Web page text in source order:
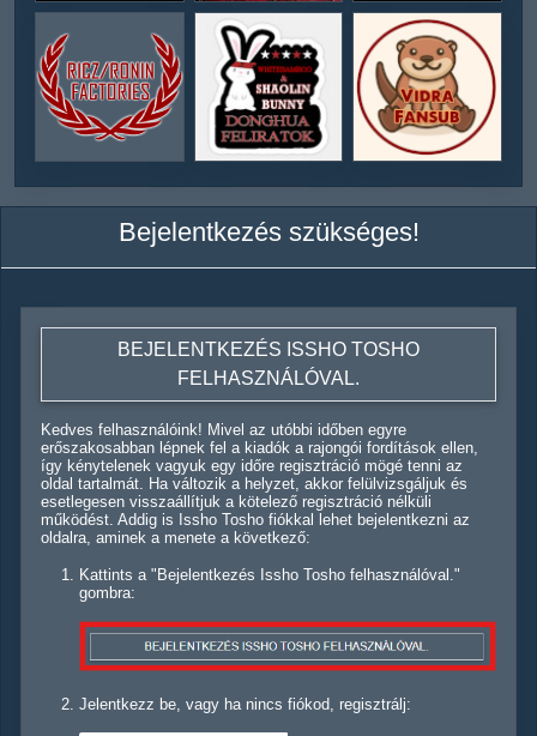
Bejelentkezés szükséges!
BEJELENTKEZÉS ISSHO TOSHO
FELHASZNÁLÓVAL.
Kedves felhasználóink! Mivel az utóbbi időben egyre
erőszakosabban lépnek fel a kiadók a rajongói fordítások ellen,
így kénytelenek vagyuk egy időre regisztráció mögé tenni az
oldal tartalmát. Ha változik a helyzet, akkor felülvizsgáljuk és
esetlegesen visszaállítjuk a kötelező regisztráció nélküli
működést. Addig is Issho Tosho fiókkal lehet bejelentkezni az
oldalra, aminek a menete a következő:
Kattints a "Bejelentkezés Issho Tosho felhasználóval."
gombra:
Jelentkezz be, vagy ha nincs fiókod, regisztrálj: